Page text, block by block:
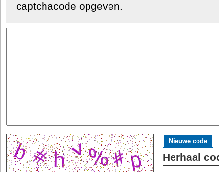
captchacode opgeven.
Nieuwe code
Herhaal